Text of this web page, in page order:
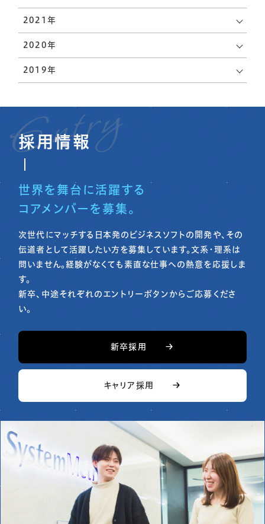
会社概要
職種紹介
人を知る
ー
ブログ
社長ブログ
ーポリシー
2021年
2020年
2019年
採用情報
世界を舞台に活躍する
コアメンバーを募集。
次世代にマッチする日本発のビジネスソフトの開発や、その
伝道者として活躍したい方を募集しています。文系・理系は
問いません。経験がなくても素直な仕事への熱意を応援しま
す。
新卒、中途それぞれのエントリーボタンからご応募くださ
い。
新卒採用
キャリア採用